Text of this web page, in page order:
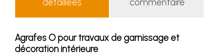
Agrafes O pour travaux de garnissage et
décoration intérieure